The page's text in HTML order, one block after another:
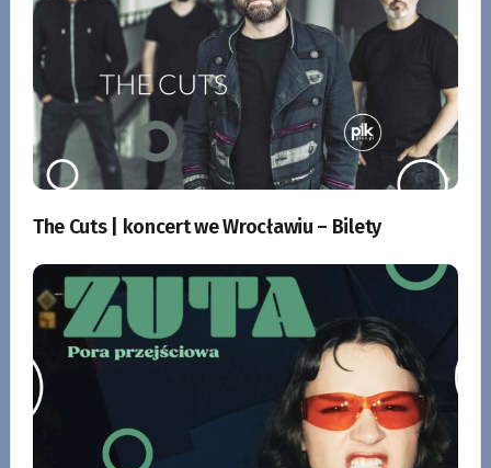
The Cuts | koncert we Wrocławiu – Bilety